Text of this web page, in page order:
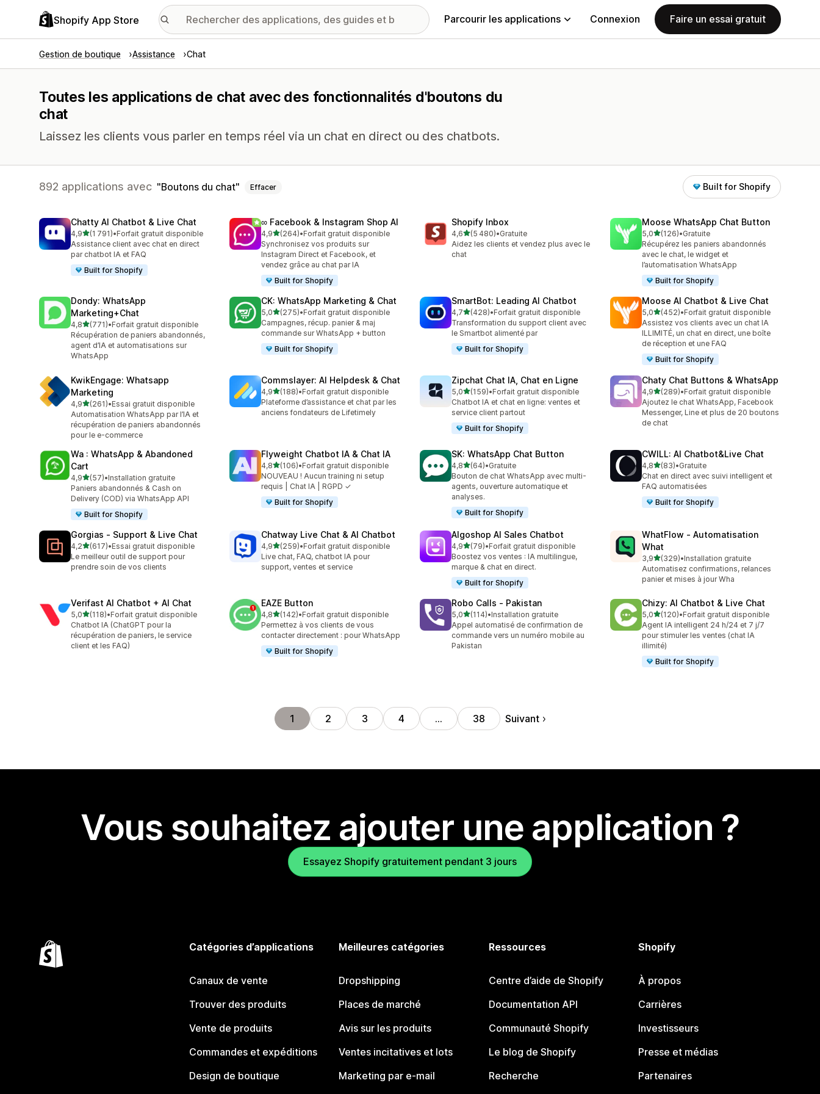
Shopify App Store Parcourir les applications Connexion Faire un essai gratuit
Gestion de boutique Assistance Chat
Toutes les applications de chat avec des fonctionnalités d'boutons du
chat
Laissez les clients vous parler en temps réel via un chat en direct ou des chatbots.
892 applications avec Boutons du chat Effacer Built for Shopify
Chatty AI Chatbot & Live Chat
4,9étoile(s) sur 5
(1 791)
1791 avis au total
•Forfait gratuit disponible
Assistance client avec chat en direct
par chatbot IA et FAQ
Built for Shopify
∞ Facebook & Instagram Shop AI
4,9étoile(s) sur 5
(264)
264 avis au total
•Forfait gratuit disponible
Synchronisez vos produits sur
Instagram Direct et Facebook, et
vendez grâce au chat par IA
Built for Shopify
Shopify Inbox
4,6étoile(s) sur 5
(5 480)
5480 avis au total
•Gratuite
Aidez les clients et vendez plus avec le
chat
Moose WhatsApp Chat Button
5,0étoile(s) sur 5
(126)
126 avis au total
•Gratuite
Récupérez les paniers abandonnés
avec le chat, le widget et
l’automatisation WhatsApp
Built for Shopify
Dondy: WhatsApp
Marketing+Chat
4,8étoile(s) sur 5
(771)
771 avis au total
•Forfait gratuit disponible
Récupération de paniers abandonnés,
agent d’IA et automatisations sur
WhatsApp
CK: WhatsApp Marketing & Chat
5,0étoile(s) sur 5
(275)
275 avis au total
•Forfait gratuit disponible
Campagnes, récup. panier & maj
commande sur WhatsApp + button
Built for Shopify
SmartBot: Leading AI Chatbot
4,7étoile(s) sur 5
(428)
428 avis au total
•Forfait gratuit disponible
Transformation du support client avec
le Smartbot alimenté par
Built for Shopify
Moose AI Chatbot & Live Chat
5,0étoile(s) sur 5
(452)
452 avis au total
•Forfait gratuit disponible
Assistez vos clients avec un chat IA
ILLIMITÉ, un chat en direct, une boîte
de réception et une FAQ
Built for Shopify
KwikEngage: Whatsapp
Marketing
4,9étoile(s) sur 5
(261)
261 avis au total
•Essai gratuit disponible
Automatisation WhatsApp par l’IA et
récupération de paniers abandonnés
pour le e-commerce
Commslayer: AI Helpdesk & Chat
4,9étoile(s) sur 5
(188)
188 avis au total
•Forfait gratuit disponible
Plateforme d’assistance et chat par les
anciens fondateurs de Lifetimely
Zipchat Chat IA, Chat en Ligne
5,0étoile(s) sur 5
(159)
159 avis au total
•Forfait gratuit disponible
Chatbot IA et chat en ligne: ventes et
service client partout
Built for Shopify
Chaty Chat Buttons & WhatsApp
4,9étoile(s) sur 5
(289)
289 avis au total
•Forfait gratuit disponible
Ajoutez le chat WhatsApp, Facebook
Messenger, Line et plus de 20 boutons
de chat
Wa : WhatsApp & Abandoned
Cart
4,9étoile(s) sur 5
(57)
57 avis au total
•Installation gratuite
Paniers abandonnés & Cash on
Delivery (COD) via WhatsApp API
Built for Shopify
Flyweight Chatbot IA & Chat IA
4,8étoile(s) sur 5
(106)
106 avis au total
•Forfait gratuit disponible
NOUVEAU ! Aucun training ni setup
requis | Chat IA | RGPD ✓
Built for Shopify
SK: WhatsApp Chat Button
4,8étoile(s) sur 5
(64)
64 avis au total
•Gratuite
Bouton de chat WhatsApp avec multi-
agents, ouverture automatique et
analyses.
Built for Shopify
CWILL: AI Chatbot&Live Chat
4,8étoile(s) sur 5
(83)
83 avis au total
•Gratuite
Chat en direct avec suivi intelligent et
FAQ automatisées
Built for Shopify
Gorgias ‑ Support & Live Chat
4,2étoile(s) sur 5
(617)
617 avis au total
•Essai gratuit disponible
Le meilleur outil de support pour
prendre soin de vos clients
Chatway Live Chat & AI Chatbot
4,9étoile(s) sur 5
(259)
259 avis au total
•Forfait gratuit disponible
Live chat, FAQ, chatbot IA pour
support, ventes et service
Algoshop AI Sales Chatbot
4,9étoile(s) sur 5
(79)
79 avis au total
•Forfait gratuit disponible
Boostez vos ventes : IA multilingue,
marque & chat en direct.
Built for Shopify
WhatFlow ‑ Automatisation
What
3,9étoile(s) sur 5
(329)
329 avis au total
•Installation gratuite
Automatisez confirmations, relances
panier et mises à jour Wha
Verifast AI Chatbot + AI Chat
5,0étoile(s) sur 5
(118)
118 avis au total
•Forfait gratuit disponible
Chatbot IA (ChatGPT pour la
récupération de paniers, le service
client et les FAQ)
EAZE Button
4,8étoile(s) sur 5
(142)
142 avis au total
•Forfait gratuit disponible
Permettez à vos clients de vous
contacter directement : pour WhatsApp
Built for Shopify
Robo Calls ‑ Pakistan
5,0étoile(s) sur 5
(114)
114 avis au total
•Installation gratuite
Appel automatisé de confirmation de
commande vers un numéro mobile au
Pakistan
Chizy: AI Chatbot & Live Chat
5,0étoile(s) sur 5
(120)
120 avis au total
•Forfait gratuit disponible
Agent IA intelligent 24 h/24 et 7 j/7
pour stimuler les ventes (chat IA
illimité)
Built for Shopify
1 2 3 4 … 38 Suivant
Vous souhaitez ajouter une application ?
Essayez Shopify gratuitement pendant 3 jours
Catégories d’applications
Canaux de vente
Trouver des produits
Vente de produits
Commandes et expéditions
Design de boutique
Meilleures catégories
Dropshipping
Places de marché
Avis sur les produits
Ventes incitatives et lots
Marketing par e-mail
Ressources
Centre d’aide de Shopify
Documentation API
Communauté Shopify
Le blog de Shopify
Recherche
Shopify
À propos
Carrières
Investisseurs
Presse et médias
Partenaires